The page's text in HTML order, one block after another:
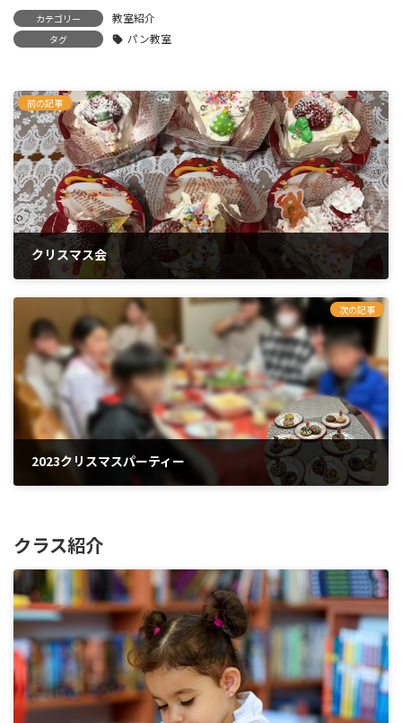
カテゴリー 教室紹介
タグ パン教室
前の記事
クリスマス会
2023年1月4日
次の記事
2023クリスマスパーティー
2023年12月27日
クラス紹介